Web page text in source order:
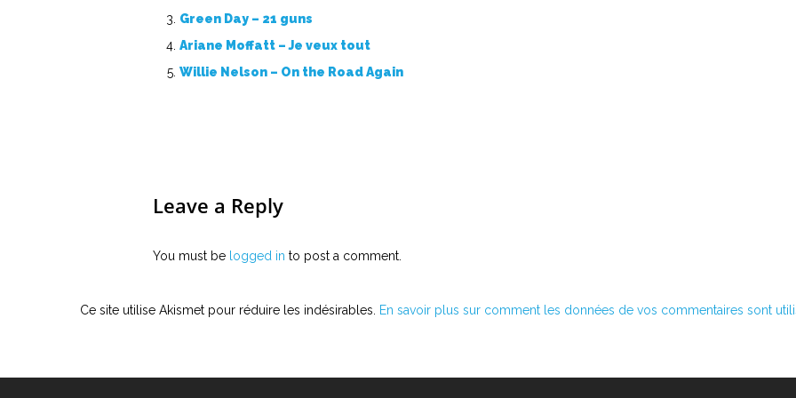
Green Day – 21 guns
Ariane Moffatt – Je veux tout
Willie Nelson – On the Road Again
Leave a Reply
You must be logged in to post a comment.
Ce site utilise Akismet pour réduire les indésirables. En savoir plus sur comment les données de vos commentaires sont